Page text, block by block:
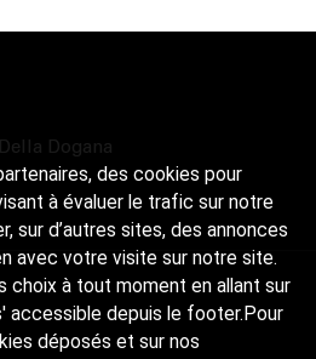
Dogana
des cookies pour
à évaluer le trafic sur notre
sur d’autres sites, des annonces
avec votre visite sur notre site.
choix à tout moment en allant sur
accessible depuis le footer.Pour
déposés et sur nos